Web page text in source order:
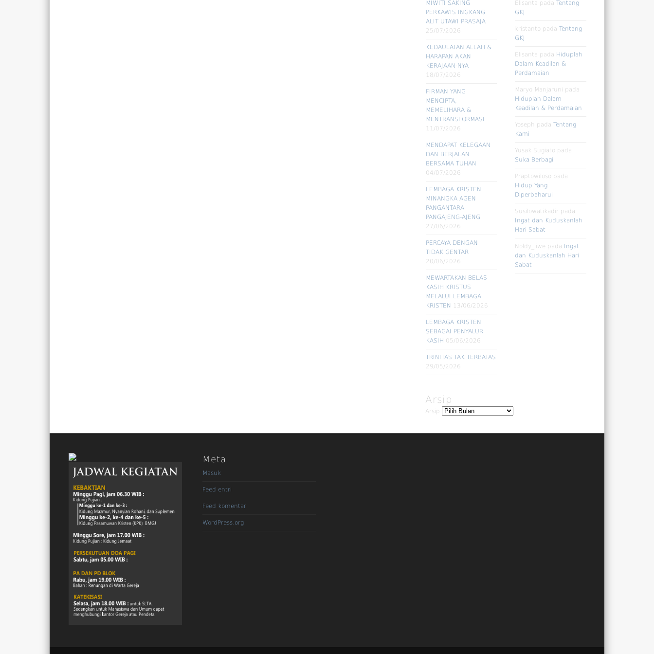
MIWITI SAKING
PERKAWIS INGKANG
ALIT UTAWI PRASAJA
25/07/2026
KEDAULATAN ALLAH &
HARAPAN AKAN
KERAJAAN-NYA
18/07/2026
FIRMAN YANG
MENCIPTA,
MEMELIHARA &
MENTRANSFORMASI
11/07/2026
MENDAPAT KELEGAAN
DAN BERJALAN
BERSAMA TUHAN
04/07/2026
LEMBAGA KRISTEN
MINANGKA AGEN
PANGANTARA
PANGAJENG-AJENG
27/06/2026
PERCAYA DENGAN
TIDAK GENTAR
20/06/2026
MEWARTAKAN BELAS
KASIH KRISTUS
MELALUI LEMBAGA
KRISTEN 13/06/2026
LEMBAGA KRISTEN
SEBAGAI PENYALUR
KASIH 05/06/2026
TRINITAS TAK TERBATAS
29/05/2026
Elisanta pada Tentang
GKJ
kristanto pada Tentang
GKJ
Elisanta pada Hiduplah
Dalam Keadilan &
Perdamaian
Maryo Manjaruni pada
Hiduplah Dalam
Keadilan & Perdamaian
Yoseph pada Tentang
Kami
Yusak Sugiato pada
Suka Berbagi
Praptowiloso pada
Hidup Yang
Diperbaharui
Susilowatikadir pada
Ingat dan Kuduskanlah
Hari Sabat
Noldy_liwe pada
Ingat
dan Kuduskanlah Hari
Sabat
Arsip
Arsip
Meta
Masuk
Feed entri
Feed komentar
WordPress.org